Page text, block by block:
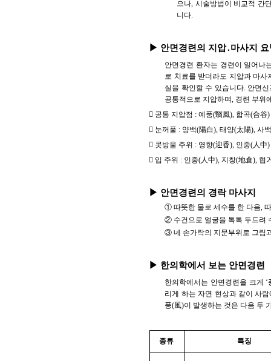
으나, 시술방법이 비교적 간
니다.
▶ 안면경련의 지압․마사지
안면경련 환자는 경련이 일어나
로 치료를 받더라도 지압과 마
실을 확인할 수 있습니다. 안면
공통적으로 지압하며, 경련 부위
 공통 지압점 : 예풍(翳風), 합곡(合谷)
 눈꺼풀 : 양백(陽白), 태양(太陽), 사
 콧방울 주위 : 영향(迎香), 인중(人中)
 입 주위 : 인중(人中), 지창(地倉), 협
▶ 안면경련의 경락 마사지
① 따뜻한 물로 세수를 한 다음,
② 수건으로 얼굴을 톡톡 두드려
③ 네 손가락의 지문부위로 그림
▶ 한의학에서 보는 안면경련
한의학에서는 안면경련을 크게
리게 하는 자연 현상과 같이 사
풍(風)이 발생하는 것은 다음 두
종류 특징